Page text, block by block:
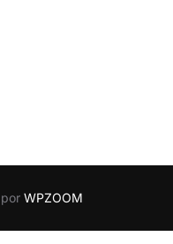
por WPZOOM